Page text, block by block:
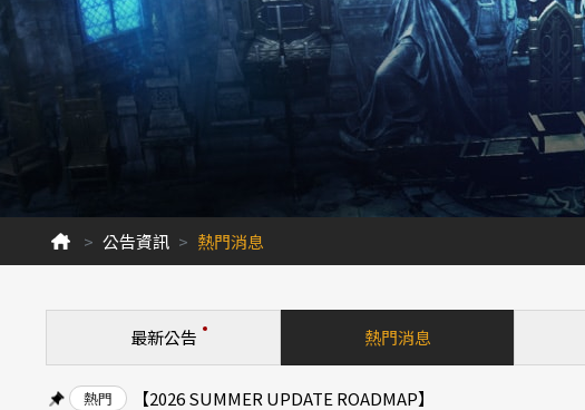
公告資訊 熱門消息
最新公告 熱門消息
熱門 【2026 SUMMER UPDATE ROADMAP】